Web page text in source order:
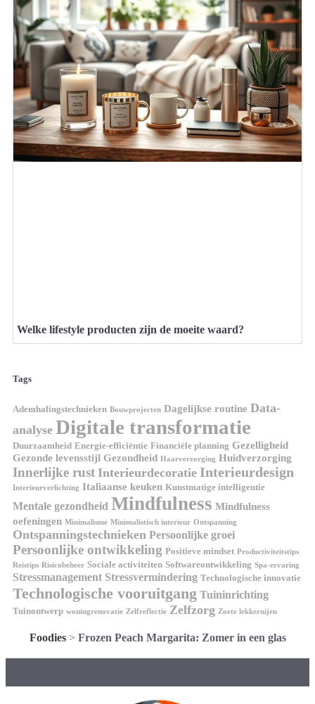
Welke lifestyle producten zijn de moeite waard?
Tags
Ademhalingstechnieken Bouwprojecten Dagelijkse routine Data-
analyse Digitale transformatie
Duurzaamheid Energie-efficiëntie Financiële planning Gezelligheid
Gezonde levensstijl Gezondheid Haarverzorging Huidverzorging
Innerlijke rust Interieurdecoratie Interieurdesign
Interieurverlichting Italiaanse keuken Kunstmatige intelligentie
Mentale gezondheid Mindfulness Mindfulness
oefeningen Minimalisme Minimalistisch interieur Ontspanning
Ontspanningstechnieken Persoonlijke groei
Persoonlijke ontwikkeling Positieve mindset Productiviteitstips
Reistips Risicobeheer Sociale activiteiten Softwareontwikkeling Spa-ervaring
Stressmanagement Stressvermindering Technologische innovatie
Technologische vooruitgang Tuininrichting
Tuinontwerp woningrenovatie Zelfreflectie Zelfzorg Zoete lekkernijen
Foodies> Frozen Peach Margarita: Zomer in een glas